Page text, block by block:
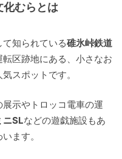
化むらとは
て知られている碓氷峠鉄道
区跡地にある、小さなお
スポットです。
示やトロッコ電車の運
ニSLなどの遊戯施設もあ
ます。